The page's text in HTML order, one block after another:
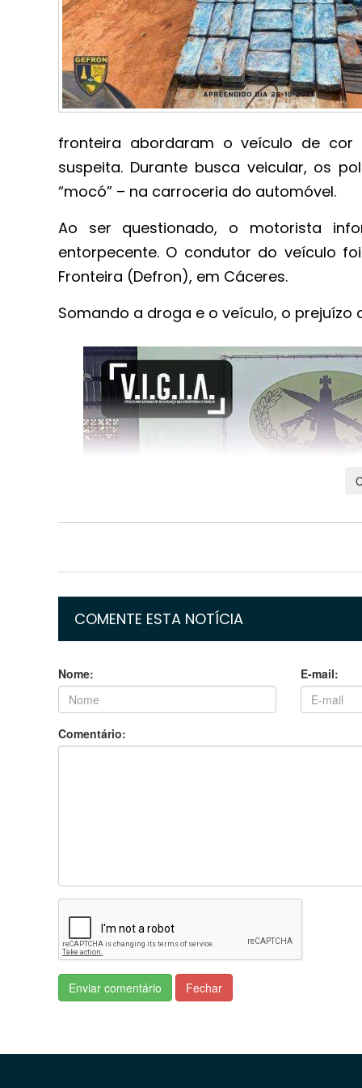
fronteira abordaram o veículo de
suspeita. Durante busca veicular, os
“mocó” – na carroceria do automóvel.
Ao ser questionado, o motorista
entorpecente. O condutor do veículo
Fronteira (Defron), em Cáceres.
Somando a droga e o veículo, o prejuízo
COMENTE ESTA NOTÍCIA
Nome: E-mail:
Comentário:
Enviar comentário Fechar